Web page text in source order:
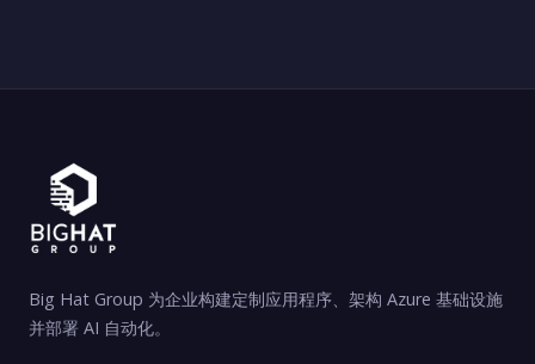
Big Hat Group 为企业构建定制应用程序、架构 Azure 基础设施
并部署 AI 自动化。